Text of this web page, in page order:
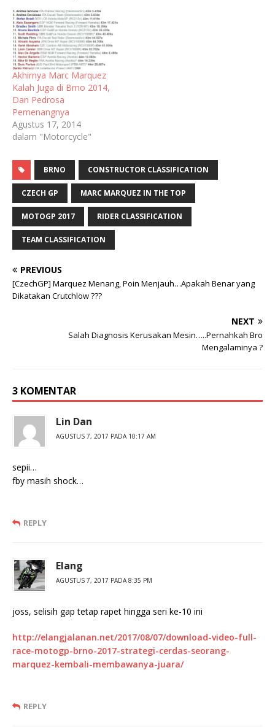
Akhirnya Marc Marquez
Kalah Juga di Brno 2014,
Dan Pedrosa
Pemenangnya
Agustus 17, 2014
dalam "Motorcycle"
BRNO CONSTRUCTOR CLASSIFICATION
CZECH GP MARC MARQUEZ IN THE TOP
MOTOGP 2017 RIDER CLASSIFICATION
TEAM CLASSIFICATION
PREVIOUS
[CzechGP] Marquez Menang, Poin Menjauh…Apakah Benar yang
Dikatakan Crutchlow ???
NEXT
Salah Diagnosis Kerusakan Mesin…..Pernahkah Bro
Mengalaminya ?
3 KOMENTAR
Lin Dan
AGUSTUS 7, 2017 PADA 10:17 AM
sepii…
fby masih shock…
REPLY
Elang
AGUSTUS 7, 2017 PADA 8:35 PM
joss, selisih gap tetap rapet hingga seri ke-10 ini
http://elangjalanan.net/2017/08/07/download-video-full-
race-motogp-brno-2017-strategi-cerdas-seorang-
marquez-kembali-membawanya-juara/
REPLY